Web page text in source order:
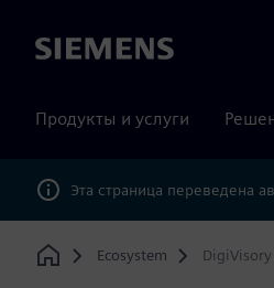
Siemens
Продукты и услуги
Эта страница переведена
Home
Ecosystem